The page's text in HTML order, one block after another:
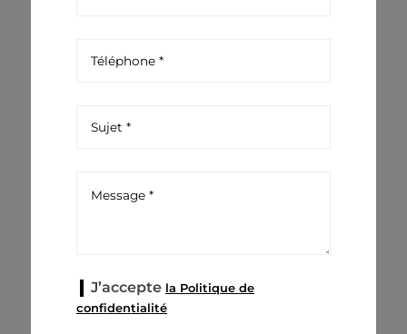
J’accepte la Politique de
confidentialité